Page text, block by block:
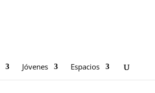
Jóvenes Espacios